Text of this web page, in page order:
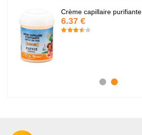
Crème capillaire purifiante
6.37 €